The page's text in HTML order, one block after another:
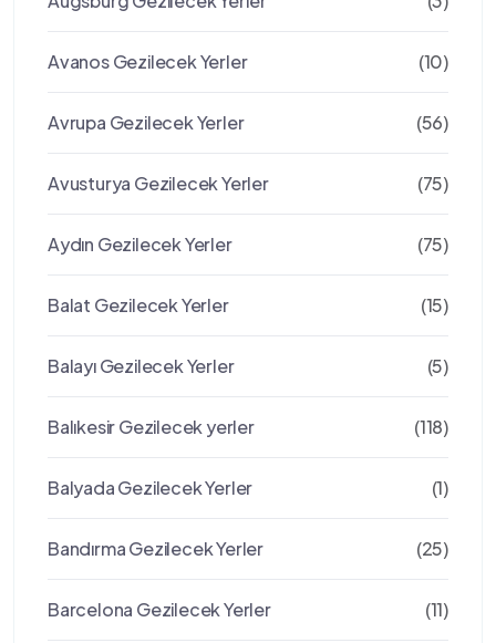
Avanos Gezilecek Yerler (10)
Avrupa Gezilecek Yerler (56)
Avusturya Gezilecek Yerler (75)
Aydın Gezilecek Yerler (75)
Balat Gezilecek Yerler (15)
Balayı Gezilecek Yerler (5)
Balıkesir Gezilecek yerler (118)
Balyada Gezilecek Yerler (1)
Bandırma Gezilecek Yerler (25)
Barcelona Gezilecek Yerler (11)